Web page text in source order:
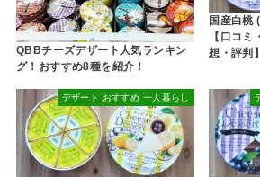
QBBチーズデザート人気ランキン
グ！おすすめ8種を紹介！
国産白桃
【口コ
想・評判】
デザート おすすめ 一人暮らし